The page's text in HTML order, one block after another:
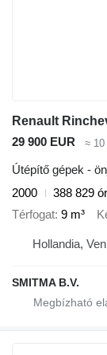
Renault
29 900 EUR
≈ 10
Útépítő gépek -
2000
388 829
Térfogat 9 m³
Hollandia,
SMITMA B.V.